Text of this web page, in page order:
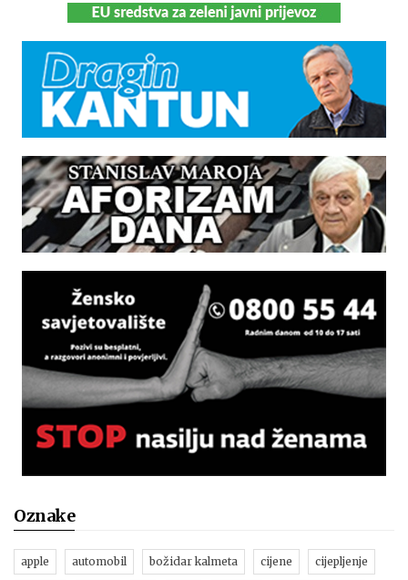
Oznake
apple automobil božidar kalmeta cijene cijepljenje